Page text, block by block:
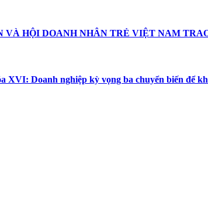
HỘI DOANH NHÂN TRẺ VIỆT NAM
XVI: Doanh nghiệp kỳ vọng ba chuyển biến để